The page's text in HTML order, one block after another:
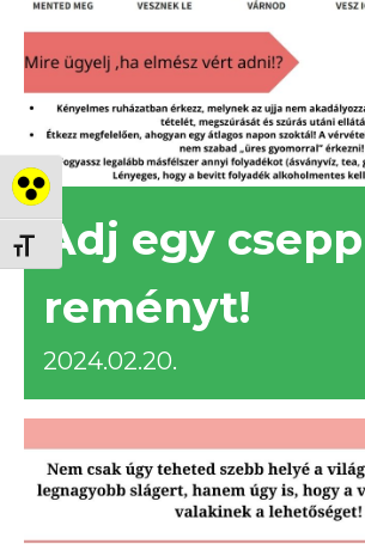
Nagy kontraszt váltása
Betűméret váltása
Adj egy csepp
reményt!
2024.02.20.